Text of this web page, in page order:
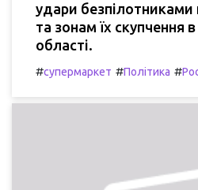
удари
та зонам їх скупчення
області.
#супермаркет #Політика #